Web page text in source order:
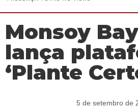
Monsoy
lança
‘Plante
5 de setembro de